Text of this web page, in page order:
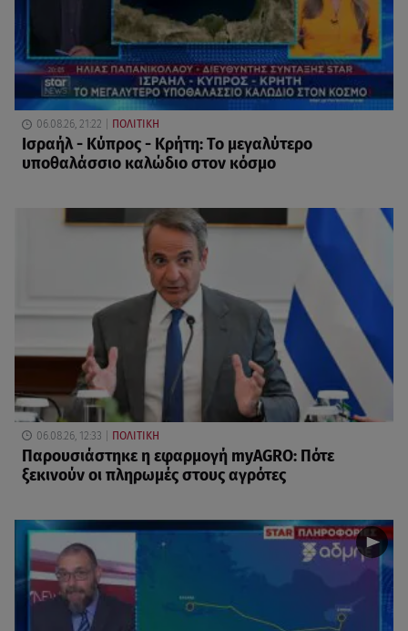
06.08.26, 21:22 ΠΟΛΙΤΙΚΗ
Ισραήλ - Κύπρος - Κρήτη: Το μεγαλύτερο
υποθαλάσσιο καλώδιο στον κόσμο
06.08.26, 12:33 ΠΟΛΙΤΙΚΗ
Παρουσιάστηκε η εφαρμογή myAGRO: Πότε
ξεκινούν οι πληρωμές στους αγρότες